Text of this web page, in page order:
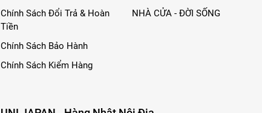
Chính Sách Đổi Trả & Hoàn
Tiền
Chính Sách Bảo Hành
Chính Sách Kiểm Hàng
NHÀ CỬA - ĐỜI SỐNG